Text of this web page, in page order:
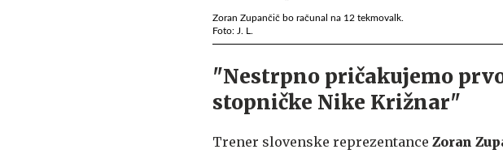
Zoran Zupančič bo računal na 12 tekmovalk.
Foto: J. L.
"Nestrpno pričakujemo
stopničke Nike Križnar"
Trener slovenske reprezentance Zoran